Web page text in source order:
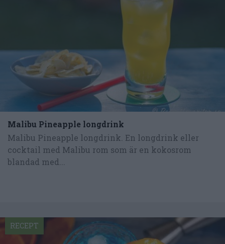
Malibu Pineapple longdrink
Malibu Pineapple longdrink. En longdrink eller
cocktail med Malibu rom som är en kokosrom
blandad med...
RECEPT